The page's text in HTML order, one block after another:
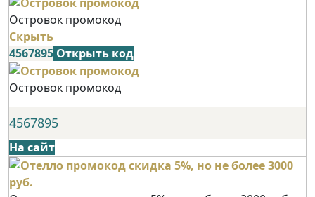
Островок промокод
Скрыть
4567895 Открыть код
Островок промокод
4567895
На сайт